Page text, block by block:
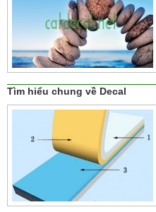
Tìm hiểu chung về Decal